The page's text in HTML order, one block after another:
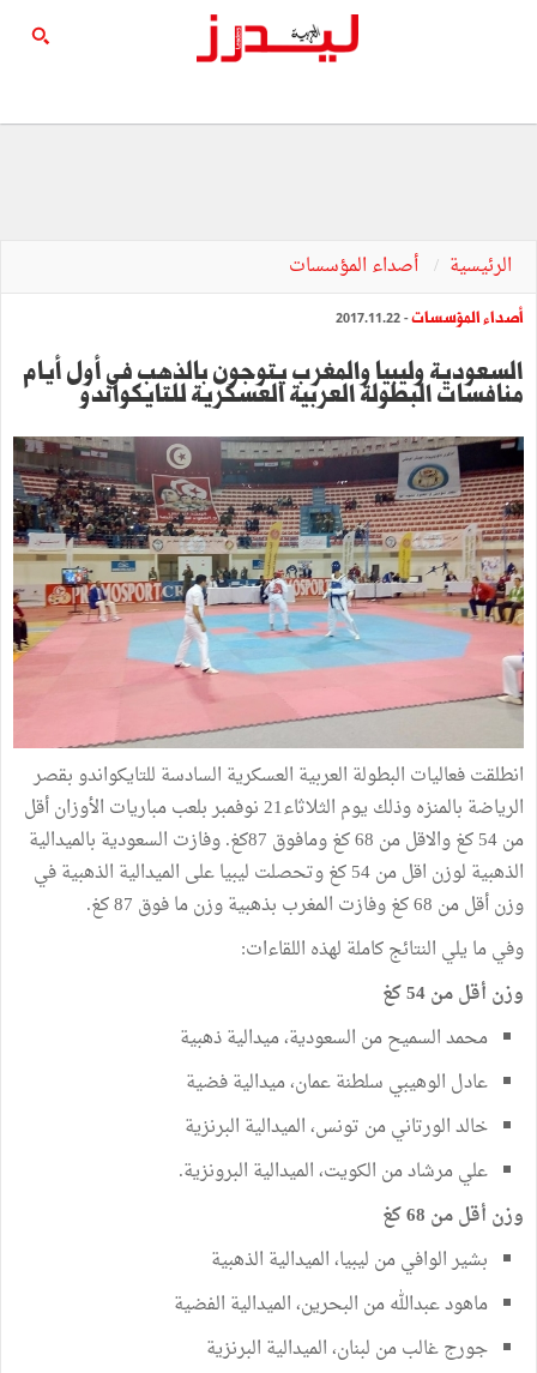
الرئيسية أصداء المؤسسات
أصداء المؤسسات- 2017.11.22
السعودية وليبيا والمغرب يتوجون بالذهب في أول أيام
منافسات البطولة العربية العسكرية للتايكواندو
انطلقت فعاليات البطولة العربية العسكرية السادسة للتايكواندو بقصر
الرياضة بالمنزه وذلك يوم الثلاثاء21 نوفمبر بلعب مباريات الأوزان أقل
من 54 كغ والاقل من 68 كغ ومافوق 87كغ. وفازت السعودية بالميدالية
الذهبية لوزن اقل من 54 كغ وتحصلت ليبيا على الميدالية الذهبية في
وزن أقل من 68 كغ وفازت المغرب بذهبية وزن ما فوق 87 كغ.
وفي ما يلي النتائج كاملة لهذه اللقاءات:
وزن أقل من 54 كغ
محمد السميح من السعودية، ميدالية ذهبية
عادل الوهيبي سلطنة عمان، ميدالية فضية
خالد الورتاني من تونس، الميدالية البرنزية
علي مرشاد من الكويت، الميدالية البرونزية.
وزن أقل من 68 كغ
بشير الوافي من ليبيا، الميدالية الذهبية
ماهود عبدالله من البحرين، الميدالية الفضية
جورج غالب من لبنان، الميدالية البرنزية